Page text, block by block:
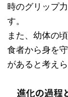
時のグリップ
す。
また、幼体の
食者から身を
があると考え
進化の過程